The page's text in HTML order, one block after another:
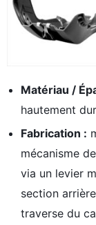
Matériau /
hautement
Fabrication :
mécanisme
via un levier
section
traverse du